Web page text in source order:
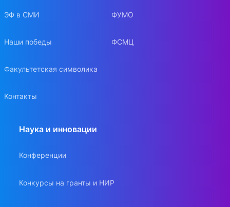
ЭФ в СМИ
Наши победы
Факультетская символика
Контакты
ФУМО
ФСМЦ
Наука и инновации
Конференции
Конкурсы на гранты и НИР